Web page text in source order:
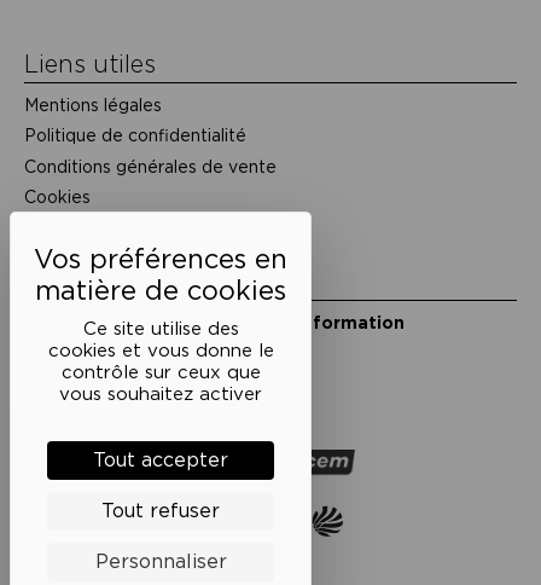
Ce site utilise des
cookies et vous donne le
contrôle sur ceux que
vous souhaitez activer
Tout accepter
Tout refuser
Personnaliser
Liens utiles
Mentions légales
Politique de confidentialité
Conditions générales de vente
Cookies
Restons en lien
Inscrivez-vous à notre lettre d’information
Suivez-nous sur les réseaux